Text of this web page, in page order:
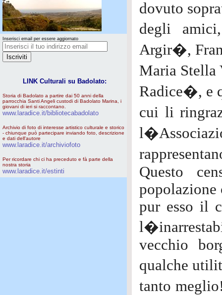
Inserisci email per essere aggiornato
LINK Culturali su Badolato:
Storia di Badolato a partire dai 50 anni della
parrocchia Santi Angeli custodi di Badolato Marina, i
giovani di ieri si raccontano.
www.laradice.it/bibliotecabadolato
Archivio di foto di interesse artistico culturale e storico
- chiunque può partecipare inviando foto, descrizione
e dati dell'autore
www.laradice.it/archiviofoto
Per ricordare chi ci ha preceduto e fà parte della
nostra storia
www.laradice.it/estinti
dovuto
degli
Argir�,
Maria Stella
Radice�, e
cui li
Questo
popolazione
pur esso il
vecchio
qualche
tanto